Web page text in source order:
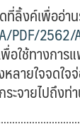
ลิ้งค์เพื่ออ่าน
2562/
อใช้ทางกา
ลายใจจดใ
ะจายไปถึง